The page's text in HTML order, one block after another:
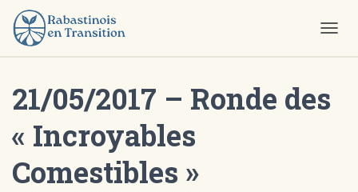
U
I
21/05/2017 – Ronde des
« Incroyables
Comestibles »